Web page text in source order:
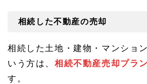
1.
1
屋相
相続した不動産の売却
相続した土地・建物・マンショ
いう方は、 相続不動産売却プラン
す。